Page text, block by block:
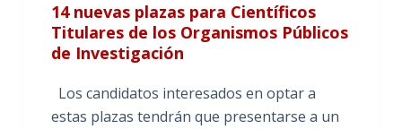
14 nuevas plazas para Científicos
Titulares de los Organismos Públicos
de Investigación
Los candidatos interesados en optar a
estas plazas tendrán que presentarse a un